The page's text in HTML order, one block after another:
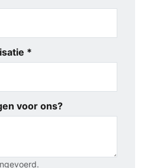
*
voor ons?